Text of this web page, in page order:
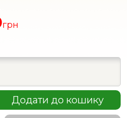
грн
Додати до кошику